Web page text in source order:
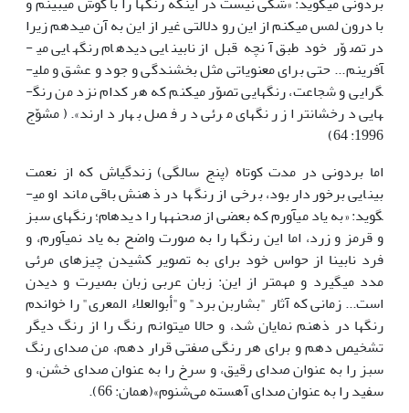
با درون لمس می­­کنم از این رو دلالتی غیر از این به آن می­دهم زیرا
در تصوّر خود طبق آنچه قبل از نابینایی دیده­ام رنگ­هایی می­
آفرینم... حتی برای معنویاتی مثل بخشندگی و جود و عشق و ملی­
گرایی و شجاعت، رنگ­هایی تصوّر می­کنم که هر کدام نزد من رنگ­
هایی درخشان­تر از رنگ­های مرئی در فصل بهار دارند». (مشوّج
1996: 64)
اما بردونی در مدت کوتاه (پنج سالگی) زندگی­اش که از نعمت
بینایی برخوردار بود، برخی از رنگ­ها در ذهنش باقی ماند او می­
گوید: «به یاد می­آورم که بعضی از صحنه­ها را دیده­ام؛ رنگهای سبز
و قرمز و زرد، اما این رنگ­ها را به صورت واضح به یاد نمی­آورم، و
فرد نابینا از حواس خود برای به تصویر کشیدن چیزهای مرئی
مدد می­گیرد و مهم­تر از این: زبان عربی زبان بصیرت و دیدن
است... زمانی که آثار "بشاربن برد" و"أبوالعلاء المعری" را خواندم
رنگ­ها در ذهنم نمایان شد، و حالا می­توانم رنگ را از رنگ دیگر
تشخیص دهم و برای هر رنگی صفتی قرار دهم، من صدای رنگ
سبز را به عنوان صدای رقیق، و سرخ را به عنوان صدای خشن، و
سفید را به عنوان صدای آهسته می‌شنوم»(همان: 66).